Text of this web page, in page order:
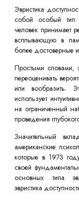
Эвристика
собой особый тип
человек принимает
всплывающую в
более достоверные
Простыми словами,
переоценивать
или вообразить.
использует
на ограниченный
проведения
Значительный
американские
которые в 1973
своей
основных типа
эвристика